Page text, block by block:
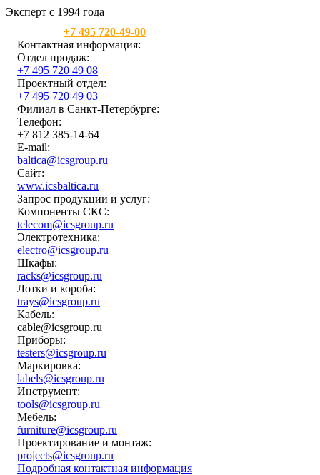
Эксперт с 1994 года
+7 495 720-49-00
Контактная информация:
Отдел продаж:
+7 495 720 49 08
Проектный отдел:
+7 495 720 49 03
Филиал в Санкт-Петербурге:
Телефон:
+7 812 385-14-64
E-mail:
baltica@icsgroup.ru
Сайт:
www.icsbaltica.ru
Запрос продукции и услуг:
Компоненты СКС:
telecom@icsgroup.ru
Электротехника:
electro@icsgroup.ru
Шкафы:
racks@icsgroup.ru
Лотки и короба:
trays@icsgroup.ru
Кабель:
cable@icsgroup.ru
Приборы:
testers@icsgroup.ru
Маркировка:
labels@icsgroup.ru
Инструмент:
tools@icsgroup.ru
Мебель:
furniture@icsgroup.ru
Проектирование и монтаж:
projects@icsgroup.ru
Подробная контактная информация